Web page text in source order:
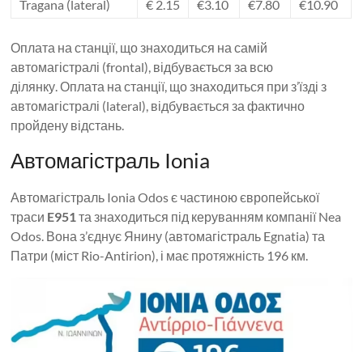
Tragana (lateral) € 2.15 €3.10 €7.80 €10.90
Оплата на станції, що знаходиться на самій
автомагістралі (frontal), відбувається за всю
ділянку. Оплата на станції, що знаходиться при з’їзді з
автомагістралі (lateral), відбувається за фактично
пройдену відстань.
Автомагістраль Ionia
Автомагістраль Ionia Odos є частиною європейської
траси E951 та знаходиться під керуванням компанії Nea
Odos. Вона з’єднує Янину (автомагістраль Egnatia) та
Патри (міст Rio-Antirion), і має протяжність 196 км.